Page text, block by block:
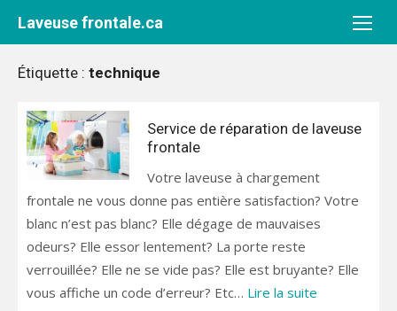
Laveuse frontale.ca
Étiquette : technique
Service de réparation de laveuse
frontale
Votre laveuse à chargement
frontale ne vous donne pas entière satisfaction? Votre
blanc n’est pas blanc? Elle dégage de mauvaises
odeurs? Elle essor lentement? La porte reste
verrouillée? Elle ne se vide pas? Elle est bruyante? Elle
vous affiche un code d’erreur? Etc… Lire la suite